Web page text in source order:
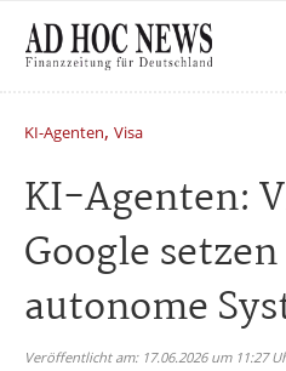
KI-Agenten, Visa
KI-Agenten:
Google
autonome
Veröffentlicht am: 17.06.2026 um 11:27